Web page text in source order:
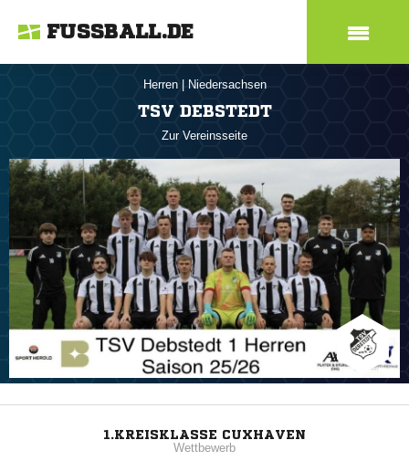
FUSSBALL.DE
Herren Niedersachsen
TSV DEBSTEDT
Zur Vereinsseite
1.KREISKLASSE CUXHAVEN
Wettbewerb